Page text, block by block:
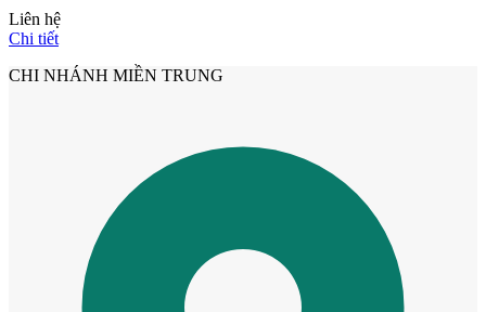
Liên hệ
Chi tiết
CHI NHÁNH MIỀN TRUNG